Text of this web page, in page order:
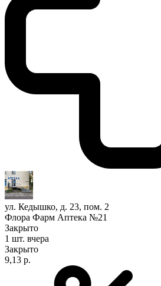
ул. Кедышко, д. 23, пом. 2
Флора Фарм Аптека №21
Закрыто
1 шт. вчера
Закрыто
9,13 р.